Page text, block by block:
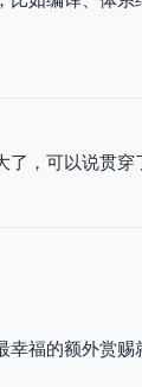
，可以说贯穿
幸福的额外赏